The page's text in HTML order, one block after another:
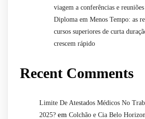
viagem a conferências e
Diploma em Menos Tempo: as
cursos superiores de curta
crescem rápido
Recent Comments
Limite De Atestados Médicos No
2025? em Colchão e Cia Belo